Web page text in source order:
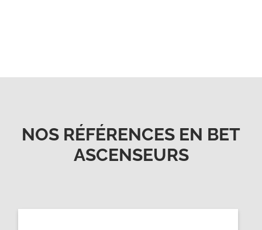
NOS RÉFÉRENCES EN BET
ASCENSEURS